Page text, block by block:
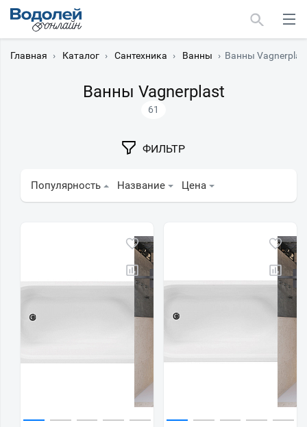
Главная › Каталог › Сантехника › Ванны › Ванны
Ванны Vagnerplast
61
ФИЛЬТР
Популярность Название Цена